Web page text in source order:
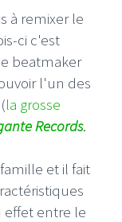
à remixer le
ci c'est
beatmaker
l'un des
(la grosse
Records.
et il fait
effet entre le